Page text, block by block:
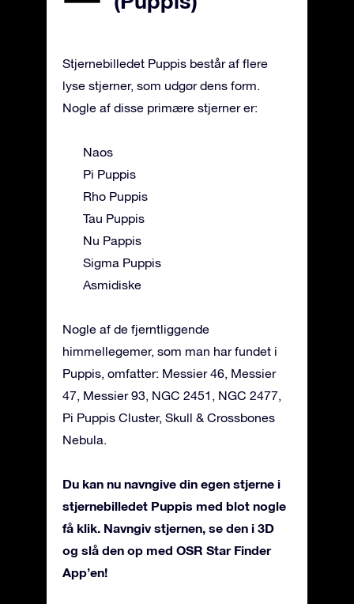
Stjernebilledet Puppis består af flere
lyse stjerner, som udgør dens form.
Nogle af disse primære stjerner er:
Naos
Pi Puppis
Rho Puppis
Tau Puppis
Nu Pappis
Sigma Puppis
Asmidiske
Nogle af de fjerntliggende
himmellegemer, som man har fundet i
Puppis, omfatter: Messier 46, Messier
47, Messier 93, NGC 2451, NGC 2477,
Pi Puppis Cluster, Skull & Crossbones
Nebula.
Du kan nu navngive din egen stjerne i
stjernebilledet Puppis med blot nogle
få klik. Navngiv stjernen, se den i 3D
og slå den op med OSR Star Finder
App’en!